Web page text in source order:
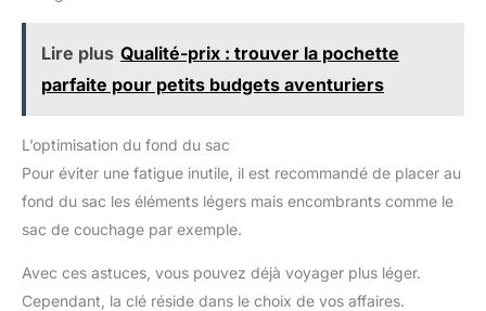
Lire plus Qualité-prix : trouver la pochette
parfaite pour petits budgets aventuriers
L’optimisation du fond du sac
Pour éviter une fatigue inutile, il est recommandé de placer au
fond du sac les éléments légers mais encombrants comme le
sac de couchage par exemple.
Avec ces astuces, vous pouvez déjà voyager plus léger.
Cependant, la clé réside dans le choix de vos affaires.